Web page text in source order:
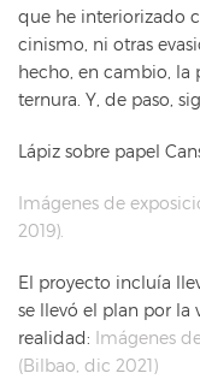
que he interiorizado
cinismo, ni otras
hecho, en cambio, la
ternura. Y, de paso,
Lápiz sobre papel
Imágenes de
2019).
El proyecto incluía
se llevó el plan por la
realidad: Imágenes
(Bilbao, dic 2021)